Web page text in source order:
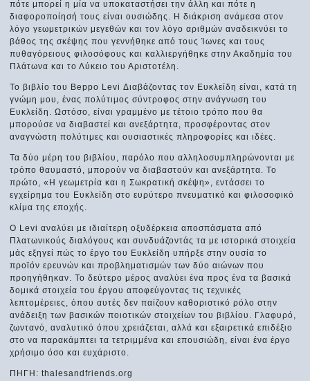
πότε μπορεί η μία να υποκαταστήσει την άλλη και πότε η
διαφοροποίησή τους είναι ουσιώδης. Η διάκριση ανάμεσα στον
λόγο γεωμετρικών μεγεθών και τον λόγο αριθμών αναδεικνύει το
βάθος της σκέψης που γεννήθηκε από τους Ίωνες και τους
πυθαγόρειους φιλοσόφους και καλλιεργήθηκε στην Ακαδημία του
Πλάτωνα και το Λύκειο του Αριστοτέλη.
Το βιβλίο του Beppo Levi Διαβάζοντας τον Ευκλείδη είναι, κατά τη
γνώμη μου, ένας πολύτιμος σύντροφος στην ανάγνωση του
Ευκλείδη. Ωστόσο, είναι γραμμένο με τέτοιο τρόπο που θα
μπορούσε να διαβαστεί και ανεξάρτητα, προσφέροντας στον
αναγνώστη πολύτιμες και ουσιαστικές πληροφορίες και ιδέες.
Τα δύο μέρη του βιβλίου, παρόλο που αλληλοσυμπληρώνονται με
τρόπο θαυμαστό, μπορούν να διαβαστούν και ανεξάρτητα. Το
πρώτο, «Η γεωμετρία και η Σωκρατική σκέψη», εντάσσει το
εγχείρημα του Ευκλείδη στο ευρύτερο πνευματικό και φιλοσοφικό
κλίμα της εποχής.
Ο Levi αναλύει με ιδιαίτερη οξυδέρκεια αποσπάσματα από
Πλατωνικούς διαλόγους και συνδυάζοντάς τα με ιστορικά στοιχεία
μάς εξηγεί πώς το έργο του Ευκλείδη υπήρξε στην ουσία το
προϊόν ερευνών και προβληματισμών των δύο αιώνων που
προηγήθηκαν. Το δεύτερο μέρος αναλύει ένα προς ένα τα βασικά
δομικά στοιχεία του έργου αποφεύγοντας τις τεχνικές
λεπτομέρειες, όπου αυτές δεν παίζουν καθοριστικό ρόλο στην
ανάδειξη των βασικών ποιοτικών στοιχείων του βιβλίου. Γλαφυρό,
ζωντανό, αναλυτικό όπου χρειάζεται, αλλά και εξαιρετικά επιδέξιο
στο να παρακάμπτει τα τετριμμένα και επουσιώδη, είναι ένα έργο
χρήσιμο όσο και ευχάριστο.
ΠΗΓΗ: thalesandfriends.org